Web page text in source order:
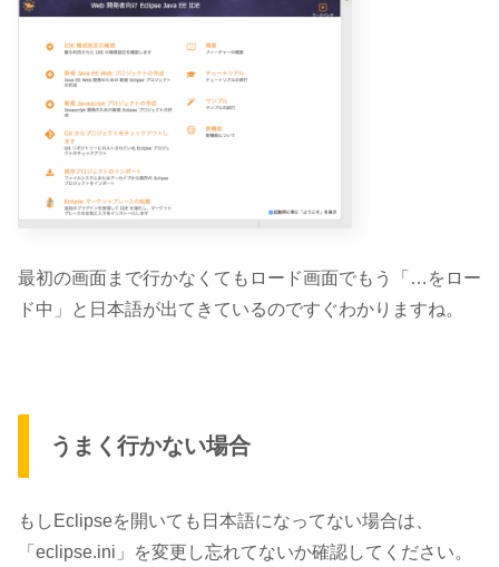
最初の画面まで行かなくてもロード画面でもう「…をロー
ド中」と日本語が出てきているのですぐわかりますね。
うまく行かない場合
もしEclipseを開いても日本語になってない場合は、
「eclipse.ini」を変更し忘れてないか確認してください。